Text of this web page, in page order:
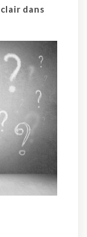
dans